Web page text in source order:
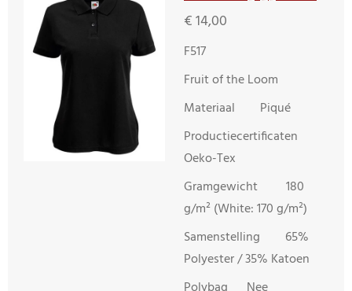
€ 14,00
F517
Fruit of the Loom
Materiaal Piqué
Productiecertificaten
Oeko-Tex
Gramgewicht 180
g/m² (White: 170 g/m²)
Samenstelling 65%
Polyester / 35% Katoen